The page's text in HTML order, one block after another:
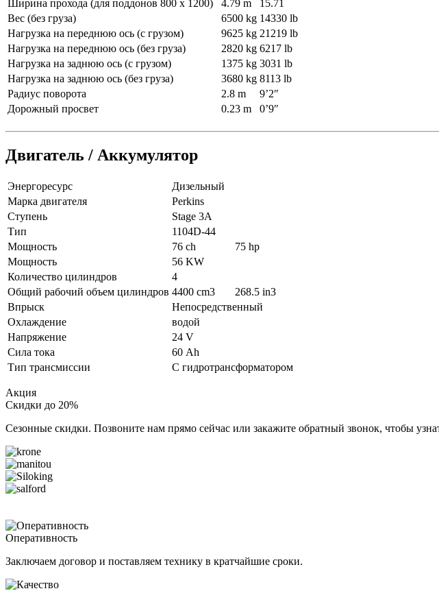
Ширина прохода (для поддонов 800 x 1200)
4.79 m
15.71
Вес (без груза)
6500 kg 14330 lb
Нагрузка на переднюю ось (с грузом)
9625 kg 21219 lb
Нагрузка на переднюю ось (без груза)
2820 kg 6217 lb
Нагрузка на заднюю ось (с грузом)
1375 kg 3031 lb
Нагрузка на заднюю ось (без груза)
3680 kg 8113 lb
Радиус поворота
2.8 m
9’2″
Дорожный просвет
0.23 m 0’9″
Двигатель / Аккумулятор
Энергоресурс
Дизельный
Марка двигателя
Perkins
Ступень
Stage 3A
Тип
1104D-44
Мощность
76 ch
75 hp
Мощность
56 KW
Количество цилиндров
4
Общий рабочий объем цилиндров 4400 cm3
268.5 in3
Впрыск
Непосредственный
Охлаждение
водой
Напряжение
24 V
Сила тока
60 Ah
Тип трансмиссии
С гидротрансформатором
Акция
Скидки до 20%
Сезонные скидки. Позвоните нам прямо сейчас или закажите обратный звонок, чтобы
Оперативность
Заключаем договор и поставляем технику в кратчайшие сроки.